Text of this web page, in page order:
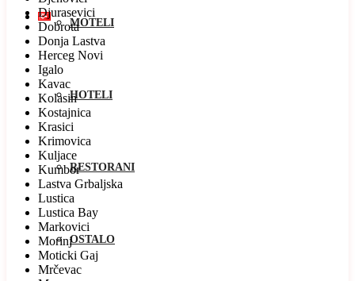
MOTELI
HOTELI
RESTORANI
OSTALO
Djurasevici
Dobrota
Donja Lastva
Herceg Novi
Igalo
Kavac
Kolasin
Kostajnica
Krasici
Krimovica
Kuljace
Kumbor
Lastva Grbaljska
Lustica
Lustica Bay
Markovici
Morinj
Moticki Gaj
Mrčevac